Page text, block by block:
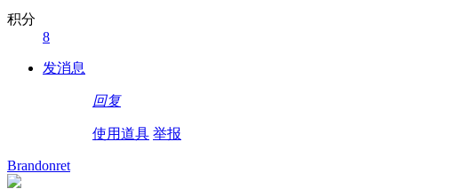
积分
8
发消息
回复
使用道具 举报
Brandonret